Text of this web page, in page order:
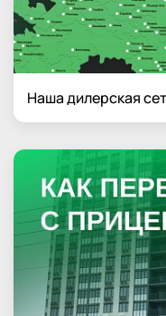
Наша дилерская